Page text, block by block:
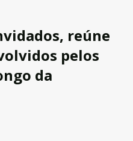
reúne
pelos
da